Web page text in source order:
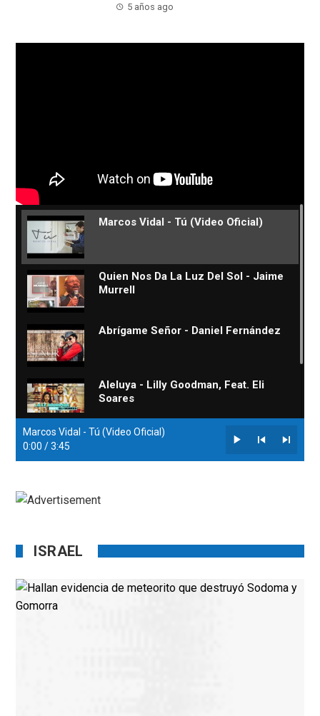
5 años ago
Marcos Vidal - Tú (Video Oficial)
0:00 /3:45
Marcos Vidal - Tú (Video Oficial)
Quien Nos Da La Luz Del Sol - Jaime
Murrell
Abrígame Señor - Daniel Fernández
Aleluya - Lilly Goodman, Feat. Eli
Soares
Respirar Del Cielo - Christine D 'Clario
ISRAEL